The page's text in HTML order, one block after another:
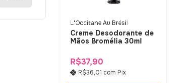
L'Occitane Au Brésil
Creme Desodorante de
Mãos Bromélia 30ml
R$37,90
R$36,01 com Pix